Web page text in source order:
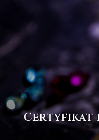
Certyfikat